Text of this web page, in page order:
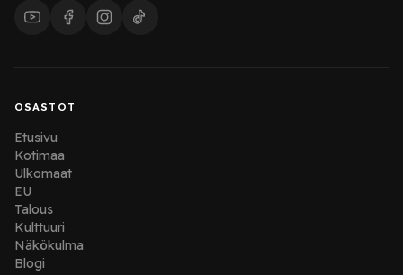
OSASTOT
Etusivu
Kotimaa
Ulkomaat
EU
Talous
Kulttuuri
Näkökulma
Blogi